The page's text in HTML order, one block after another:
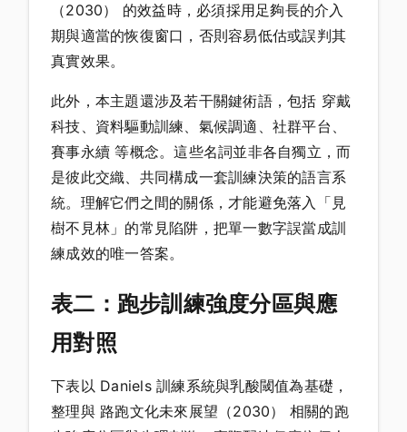
（2030） 的效益時，必須採用足夠長的介入
期與適當的恢復窗口，否則容易低估或誤判其
真實效果。
此外，本主題還涉及若干關鍵術語，包括 穿戴
科技、資料驅動訓練、氣候調適、社群平台、
賽事永續 等概念。這些名詞並非各自獨立，而
是彼此交織、共同構成一套訓練決策的語言系
統。理解它們之間的關係，才能避免落入「見
樹不見林」的常見陷阱，把單一數字誤當成訓
練成效的唯一答案。
表二：跑步訓練強度分區與應
用對照
下表以 Daniels 訓練系統與乳酸閾值為基礎，
整理與 路跑文化未來展望（2030） 相關的跑